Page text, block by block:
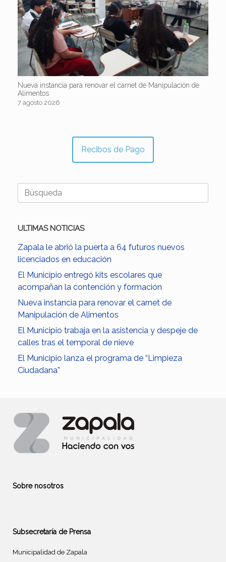
Nueva instancia para renovar el carnet de Manipulación de
Alimentos
7 agosto 2026
Recibos de Pago
Buscar:
ULTIMAS NOTICIAS
Zapala le abrió la puerta a 64 futuros nuevos
licenciados en educación
El Municipio entregó kits escolares que
acompañan la contención y formación
Nueva instancia para renovar el carnet de
Manipulación de Alimentos
El Municipio trabaja en la asistencia y despeje de
calles tras el temporal de nieve
El Municipio lanza el programa de “Limpieza
Ciudadana”
Sobre nosotros
Subsecretaría de Prensa
Municipalidad de Zapala